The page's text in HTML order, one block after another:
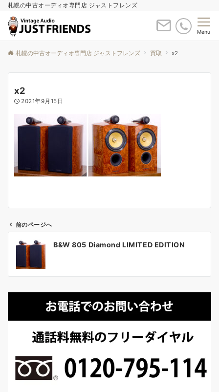
札幌の中古オーディオ専門店 ジャストフレンズ
Menu
札幌の中古オーディオ専門店 ジャストフレンズ 買取 x2
x2
2021年9月15日
ョ
前のページへ
B&W 805 Diamond LIMITED EDITION